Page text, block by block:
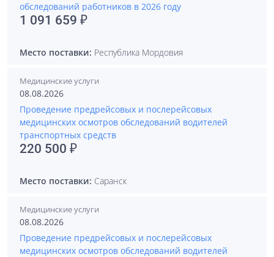
обследований работников в 2026 году
1 091 659 ₽
Место поставки: Республика Мордовия
Медицинские услуги
08.08.2026
Проведение предрейсовых и послерейсовых
медицинских осмотров обследований водителей
транспортных средств
220 500 ₽
Место поставки: Саранск
Медицинские услуги
08.08.2026
Проведение предрейсовых и послерейсовых
медицинских осмотров обследований водителей